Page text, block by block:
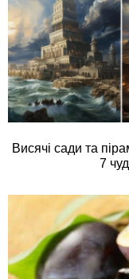
Висячі сади та
7